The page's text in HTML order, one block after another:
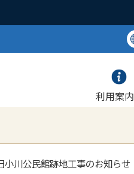
利用案内
小川公民館跡地工事のお知らせ